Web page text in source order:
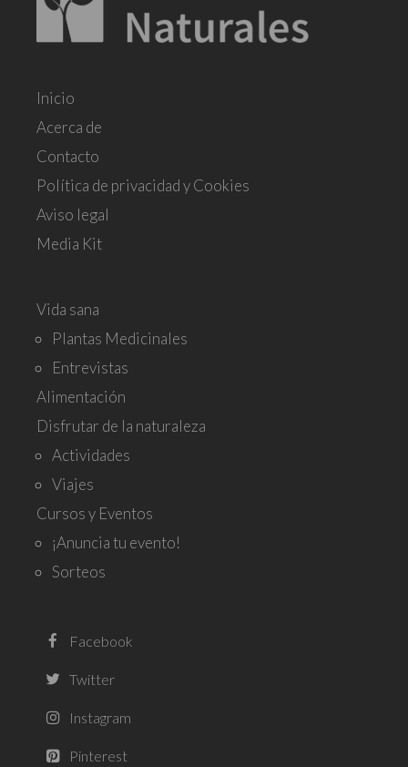
Inicio
Acerca de
Contacto
Política de privacidad y Cookies
Aviso legal
Media Kit
Vida sana
Plantas Medicinales
Entrevistas
Alimentación
Disfrutar de la naturaleza
Actividades
Viajes
Cursos y Eventos
¡Anuncia tu evento!
Sorteos